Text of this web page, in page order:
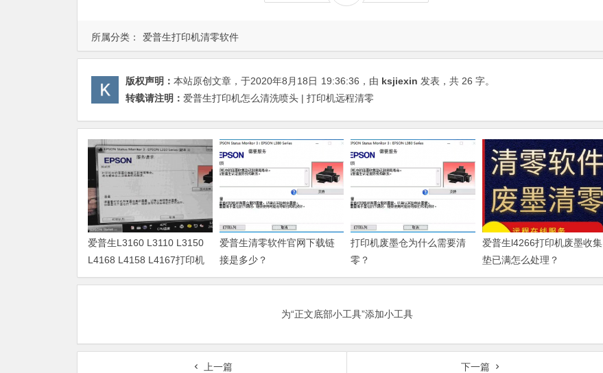
所属分类： 爱普生打印机清零软件
版权声明： 本站原创文章，于2020年8月18日 19:36:36 ，由 ksjiexin 发表，共 26 字。
转载请注明： 爱普生打印机怎么清洗喷头 | 打印机远程清零
爱普生L3160 L3110 L3150
L4168 L4158 L4167打印机
废墨清零软件
爱普生清零软件官网下载链
接是多少？
打印机废墨仓为什么需要清
零？
爱普生l4266打印机废墨收集
垫已满怎么处理？
为“正文底部小工具”添加小工具
上一篇
下一篇